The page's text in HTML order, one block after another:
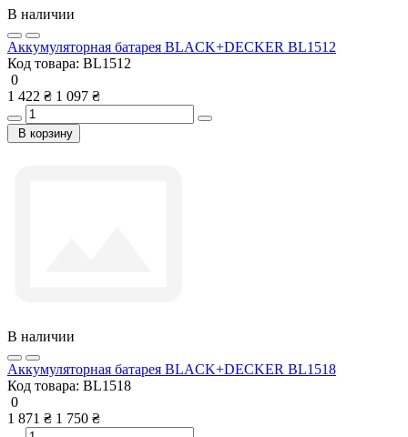
В наличии
Аккумуляторная батарея BLACK+DECKER BL1512
Код товара: BL1512
0
1 422 ₴ 1 097 ₴
В корзину
В наличии
Аккумуляторная батарея BLACK+DECKER BL1518
Код товара: BL1518
0
1 871 ₴ 1 750 ₴